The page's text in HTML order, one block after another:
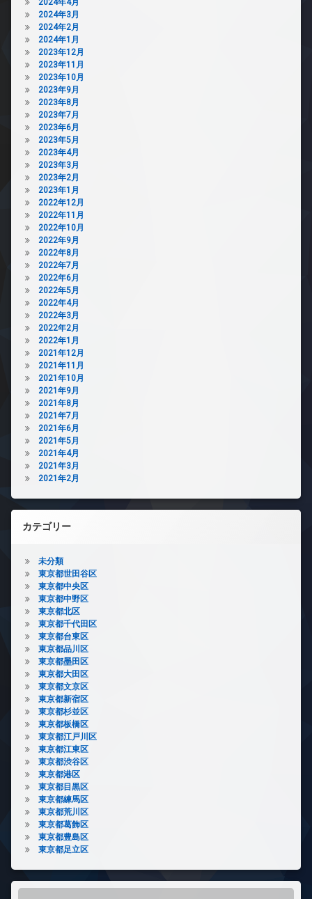
2024年4月
2024年3月
2024年2月
2024年1月
2023年12月
2023年11月
2023年10月
2023年9月
2023年8月
2023年7月
2023年6月
2023年5月
2023年4月
2023年3月
2023年2月
2023年1月
2022年12月
2022年11月
2022年10月
2022年9月
2022年8月
2022年7月
2022年6月
2022年5月
2022年4月
2022年3月
2022年2月
2022年1月
2021年12月
2021年11月
2021年10月
2021年9月
2021年8月
2021年7月
2021年6月
2021年5月
2021年4月
2021年3月
2021年2月
カテゴリー
未分類
東京都世田谷区
東京都中央区
東京都中野区
東京都北区
東京都千代田区
東京都台東区
東京都品川区
東京都墨田区
東京都大田区
東京都文京区
東京都新宿区
東京都杉並区
東京都板橋区
東京都江戸川区
東京都江東区
東京都渋谷区
東京都港区
東京都目黒区
東京都練馬区
東京都荒川区
東京都葛飾区
東京都豊島区
東京都足立区